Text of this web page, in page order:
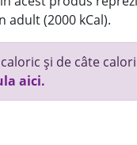
(2000 kCal).
și de câte
aici.